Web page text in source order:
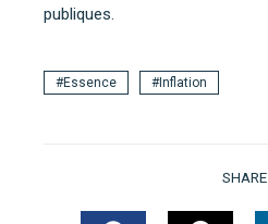
publiques.
Essence Inflation
SHARE